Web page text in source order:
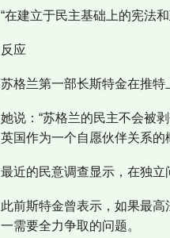
“在建立于民主基础上的宪法
反应
苏格兰第一部长斯特金在推特
她说：“苏格兰的民主不会被
英国作为一个自愿伙伴关系的
最近的民意调查显示，在独立
此前斯特金曾表示，如果最
一需要全力争取的问题。